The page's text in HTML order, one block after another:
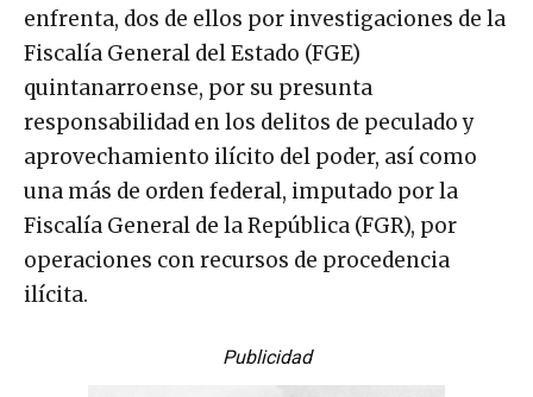
enfrenta, dos de ellos por investigaciones de la
Fiscalía General del Estado (FGE)
quintanarroense, por su presunta
responsabilidad en los delitos de peculado y
aprovechamiento ilícito del poder, así como
una más de orden federal, imputado por la
Fiscalía General de la República (FGR), por
operaciones con recursos de procedencia
ilícita.
Publicidad